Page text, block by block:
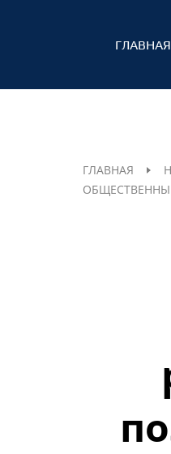
ГЛАВНАЯ
ГЛАВНАЯ